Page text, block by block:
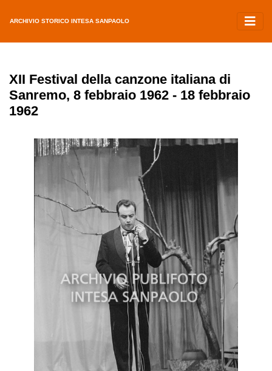
ARCHIVIO STORICO INTESA SANPAOLO
XII Festival della canzone italiana di
Sanremo, 8 febbraio 1962 - 18 febbraio
1962